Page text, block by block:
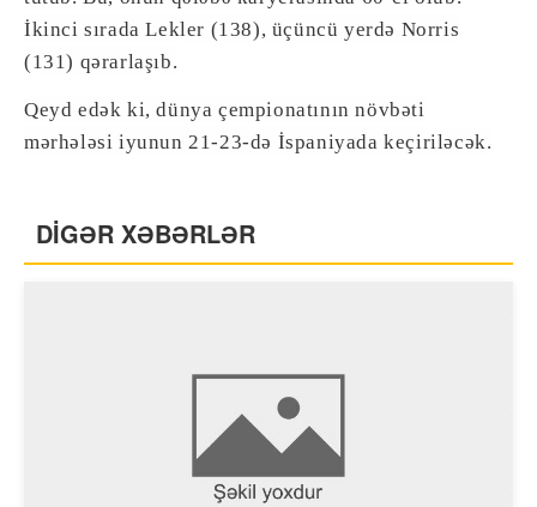
İkinci sırada Lekler (138), üçüncü yerdə Norris
(131) qərarlaşıb.
Qeyd edək ki, dünya çempionatının növbəti
mərhələsi iyunun 21-23-də İspaniyada keçiriləcək.
DİGƏR XƏBƏRLƏR